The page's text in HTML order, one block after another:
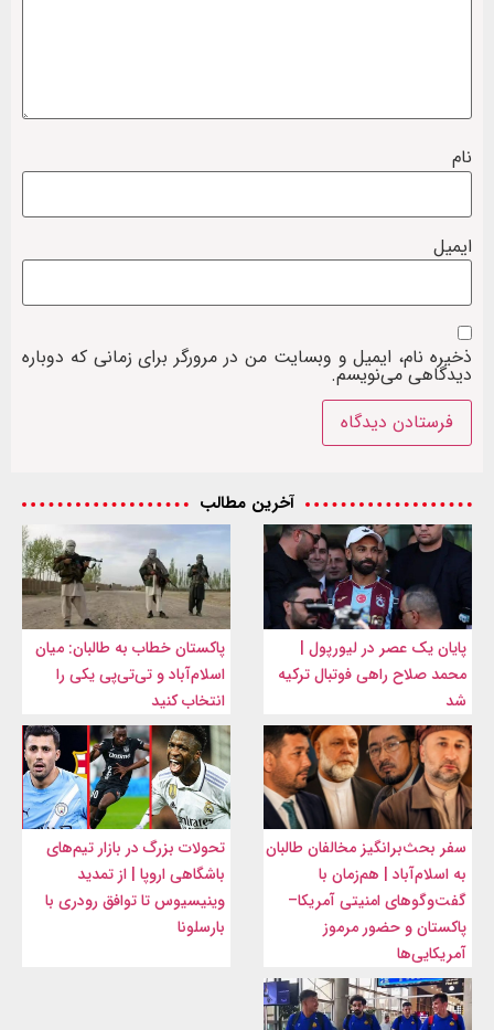
نام
ایمیل
ذخیره نام، ایمیل و وبسایت من در مرورگر برای زمانی که دوباره
دیدگاهی می‌نویسم.
آخرین مطالب
پایان یک عصر در لیورپول |
محمد صلاح راهی فوتبال ترکیه
شد
پاکستان خطاب به طالبان: میان
اسلام‌آباد و تی‌تی‌پی یکی را
انتخاب کنید
سفر بحث‌برانگیز مخالفان طالبان
به اسلام‌آباد | هم‌زمان با
گفت‌وگوهای امنیتی آمریکا–
پاکستان و حضور مرموز
آمریکایی‌ها
تحولات بزرگ در بازار تیم‌های
باشگاهی اروپا | از تمدید
وینیسیوس تا توافق رودری با
بارسلونا